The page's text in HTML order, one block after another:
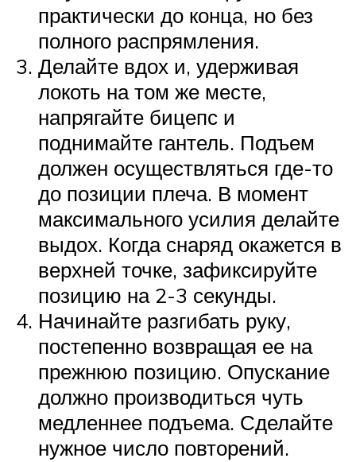
практически до конца, но без
полного распрямления.
Делайте вдох и, удерживая
локоть на том же месте,
напрягайте бицепс и
поднимайте гантель. Подъем
должен осуществляться где-то
до позиции плеча. В момент
максимального усилия делайте
выдох. Когда снаряд окажется в
верхней точке, зафиксируйте
позицию на 2-3 секунды.
Начинайте разгибать руку,
постепенно возвращая ее на
прежнюю позицию. Опускание
должно производиться чуть
медленнее подъема. Сделайте
нужное число повторений.